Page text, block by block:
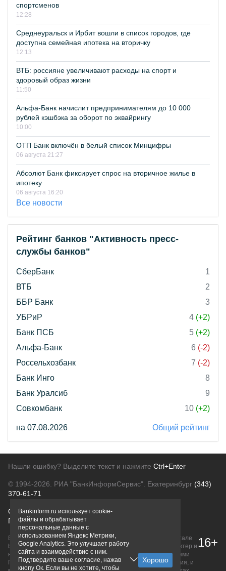
спортсменов
12:28
Среднеуральск и Ирбит вошли в список городов, где
доступна семейная ипотека на вторичку
12:13
ВТБ: россияне увеличивают расходы на спорт и
здоровый образ жизни
11:50
Альфа-Банк начислит предпринимателям до 10 000
рублей кэшбэка за оборот по эквайрингу
10:00
ОТП Банк включён в белый список Минцифры
06 августа 21:27
Абсолют Банк фиксирует спрос на вторичное жилье в
ипотеку
06 августа 16:20
Все новости
Рейтинг банков "Активность пресс-
службы банков"
СберБанк
1
ВТБ
2
ББР Банк
3
УБРиР
4 (+2)
Банк ПСБ
5 (+2)
Альфа-Банк
6 (-2)
Россельхозбанк
7 (-2)
Банк Инго
8
Банк Уралсиб
9
Совкомбанк
10 (+2)
на 07.08.2026 Общий рейтинг
Нашли ошибку? Выделите текст и нажмите Ctrl+Enter
© 1994-2026. РИА "БанкИнформСервис". Екатеринбург (343)
370-61-71
О проектеПолитика конфиденциальности
Правовая информацияДля рекламодателей
Вся информация о продуктах банков, размещенная на портале
bankinform.ru, носит исключительно ознакомительный характер и
не является публичной офертой, определяемой положениями
ГК РФ. Информация не содержит точного и полного описания, и
16+
Bankinform.ru использует cookie-
файлы и обрабатывает
персональные данные с
использованием Яндекс Метрики,
Google Analytics. Это улучшает работу
сайта и взаимодействие с ним.
Подтвердите ваше согласие, нажав
кнопу Ок. Если вы не хотите, чтобы